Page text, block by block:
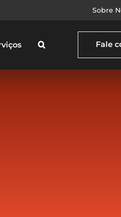
Sobre
Fale